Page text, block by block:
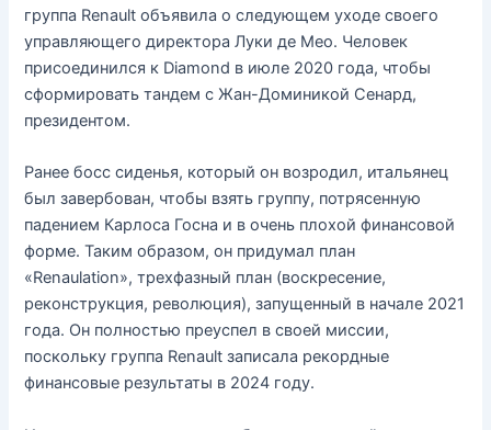
группа Renault объявила о следующем уходе своего
управляющего директора Луки де Мео. Человек
присоединился к Diamond в июле 2020 года, чтобы
сформировать тандем с Жан-Доминикой Сенард,
президентом.
Ранее босс сиденья, который он возродил, итальянец
был завербован, чтобы взять группу, потрясенную
падением Карлоса Госна и в очень плохой финансовой
форме. Таким образом, он придумал план
«Renaulation», трехфазный план (воскресение,
реконструкция, революция), запущенный в начале 2021
года. Он полностью преуспел в своей миссии,
поскольку группа Renault записала рекордные
финансовые результаты в 2024 году.